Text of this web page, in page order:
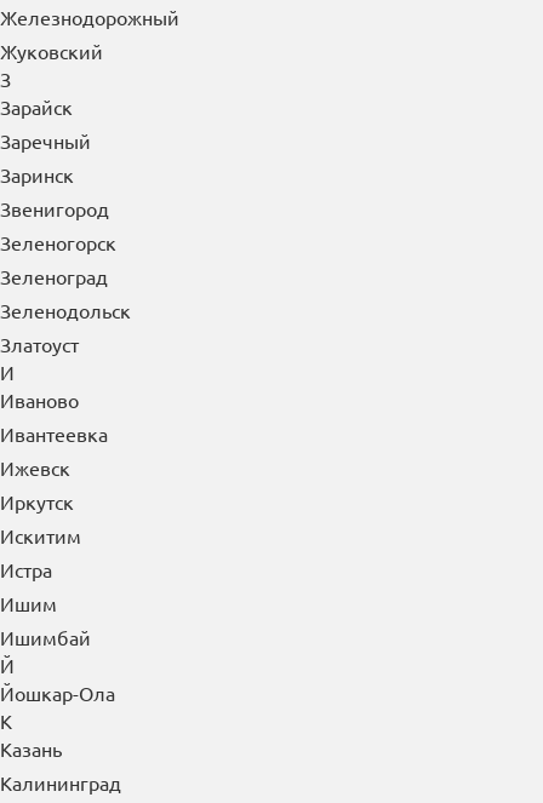
Железнодорожный
Жуковский
З
Зарайск
Заречный
Заринск
Звенигород
Зеленогорск
Зеленоград
Зеленодольск
Златоуст
И
Иваново
Ивантеевка
Ижевск
Иркутск
Искитим
Истра
Ишим
Ишимбай
Й
Йошкар-Ола
К
Казань
Калининград